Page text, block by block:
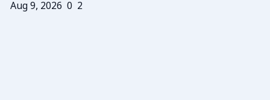
Aug 9, 2026 0 2